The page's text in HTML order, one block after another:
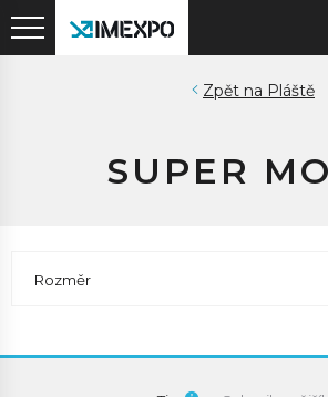
Pláště
SUPER
Rozměr